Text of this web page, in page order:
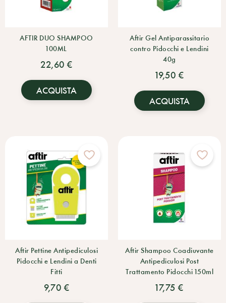
AFTIR DUO SHAMPOO
100ML
22,60 €
ACQUISTA
Aftir Gel Antiparassitario
contro Pidocchi e Lendini
40g
19,50 €
ACQUISTA
Aftir Pettine Antipediculosi
Pidocchi e Lendini a Denti
Fitti
9,70 €
Aftir Shampoo Coadiuvante
Antipediculosi Post
Trattamento Pidocchi 150ml
17,75 €